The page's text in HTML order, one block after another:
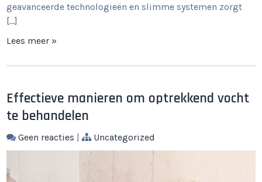
geavanceerde technologieën en slimme systemen zorgt
[…]
Lees meer »
Effectieve manieren om optrekkend vocht
te behandelen
Geen reacties | Uncategorized